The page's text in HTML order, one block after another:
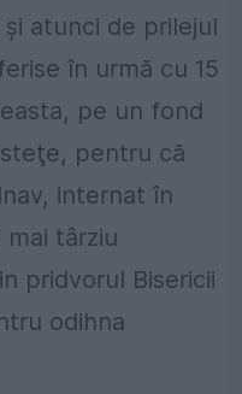
atunci de prilejul
în urmă cu 15
pe un fond
pentru că
internat în
târziu
pridvorul Bisericii
odihna